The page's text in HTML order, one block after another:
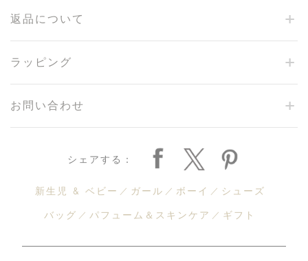
返品について
ラッピング
お問い合わせ
シェアする：
新生児 & ベビー ガール ボーイ シューズ
バッグ パフューム＆スキンケア ギフト